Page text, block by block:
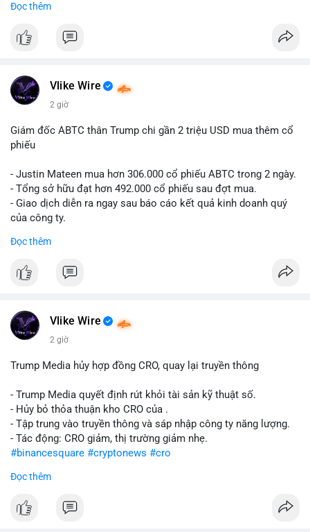
ở vùng giá hiện tại.
#12dot1btc #786kusd
#binancesquare
$cro
📰 Nguồn: Cointelegraph
Đọc thêm
Vlike Wire
2 giờ
Giám đốc ABTC thân Trump chi gần 2 triệu USD mua thêm cổ
phiếu
- Justin Mateen mua hơn 306.000 cổ phiếu ABTC trong 2 ngày.
- Tổng sở hữu đạt hơn 492.000 cổ phiếu sau đợt mua.
- Giao dịch diễn ra ngay sau báo cáo kết quả kinh doanh quý
của công ty.
#abtc #cryptonews
$btc $eth
📰 Nguồn: CoinDesk
Đọc thêm
Vlike Wire
2 giờ
Trump Media hủy hợp đồng CRO, quay lại truyền thông
- Trump Media quyết định rút khỏi tài sản kỹ thuật số.
- Hủy bỏ thỏa thuận kho CRO của .
- Tập trung vào truyền thông và sáp nhập công ty năng lượng.
- Tác động: CRO giảm, thị trường giảm nhẹ.
#binancesquare #cryptonews #cro
$cro
#vlikevn #titanbot
Đọc thêm